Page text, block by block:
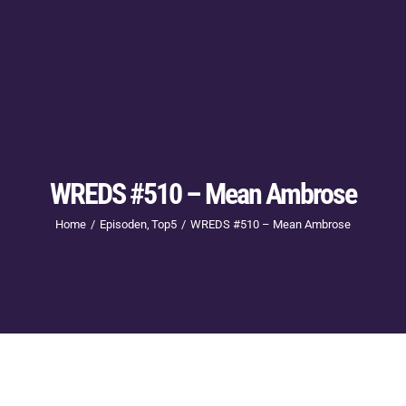
WREDS #510 – Mean Ambrose
Home Episoden Top5 WREDS #510 – Mean Ambrose